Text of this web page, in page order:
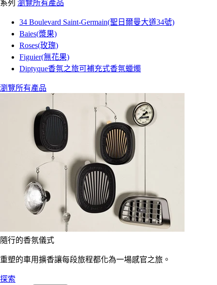
系列 瀏覽所有產品
34 Boulevard Saint-Germain(聖日爾曼大道34號)
Baies(漿果)
Roses(玫瑰)
Figuier(無花果)
Diptyque香氛之旅可補充式香氛蠟燭
瀏覽所有產品
隨行的香氛儀式
重塑的車用擴香讓每段旅程都化為一場感官之旅。
探索